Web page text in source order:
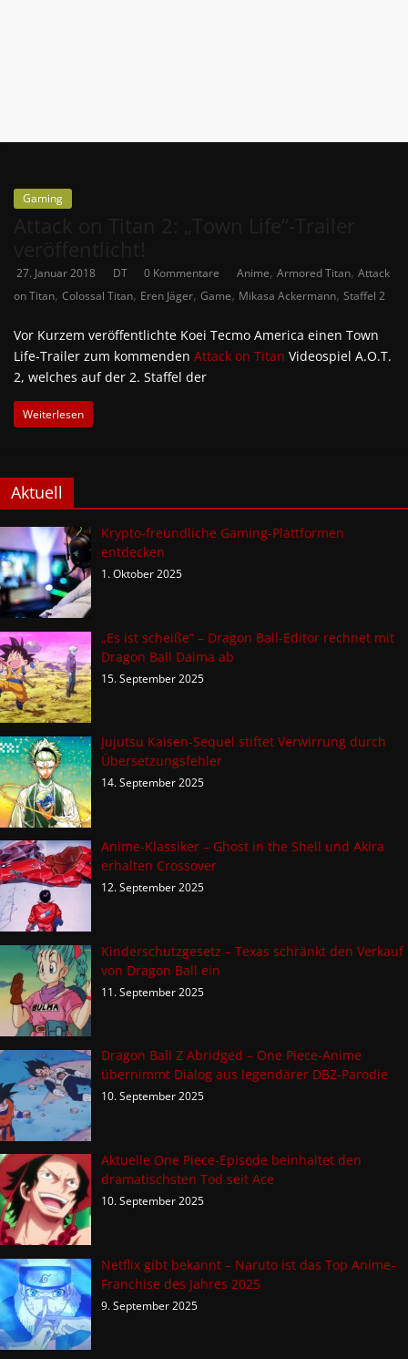
die
Anime-
News
und
Deutschland
Gaming
27. Januar 2018 DT 0 Kommentare Anime, Armored Titan, Attack
on Titan, Colossal Titan, Eren Jäger, Game, Mikasa Ackermann, Staffel 2
Vor Kurzem veröffentlichte Koei Tecmo America einen Town
Life-Trailer zum kommenden Attack on Titan Videospiel A.O.T.
2, welches auf der 2. Staffel der
Weiterlesen
Aktuell
Krypto-freundliche Gaming-Plattformen
entdecken
1. Oktober 2025
„Es ist scheiße“ – Dragon Ball-Editor rechnet mit
Dragon Ball Daima ab
15. September 2025
Jujutsu Kaisen-Sequel stiftet Verwirrung durch
Übersetzungsfehler
14. September 2025
Anime-Klassiker – Ghost in the Shell und Akira
erhalten Crossover
12. September 2025
Kinderschutzgesetz – Texas schränkt den Verkauf
von Dragon Ball ein
11. September 2025
Dragon Ball Z Abridged – One Piece-Anime
übernimmt Dialog aus legendärer DBZ-Parodie
10. September 2025
Aktuelle One Piece-Episode beinhaltet den
dramatischsten Tod seit Ace
10. September 2025
Netflix gibt bekannt – Naruto ist das Top Anime-
Franchise des Jahres 2025
9. September 2025